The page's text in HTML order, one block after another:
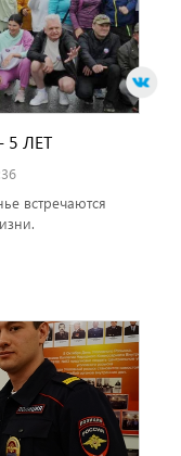
5 ЛЕТ
встречаются